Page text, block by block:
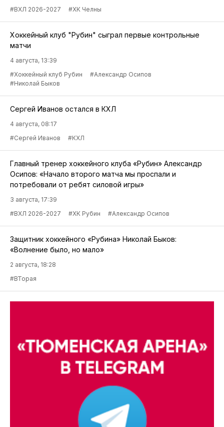
#ВХЛ 2026-2027
#ХК Челны
Хоккейный клуб "Рубин" сыграл первые контрольные
матчи
4 августа, 13:39
#Хоккейный клуб Рубин
#Александр Осипов
#Николай Быков
Сергей Иванов остался в КХЛ
4 августа, 08:17
#Сергей Иванов
#КХЛ
Главный тренер хоккейного клуба «Рубин» Александр
Осипов: «Начало второго матча мы проспали и
потребовали от ребят силовой игры»
3 августа, 17:39
#ВХЛ 2026-2027
#ХК Рубин #Александр Осипов
Защитник хоккейного «Рубина» Николай Быков:
«Волнение было, но мало»
2 августа, 18:28
#ВТорая